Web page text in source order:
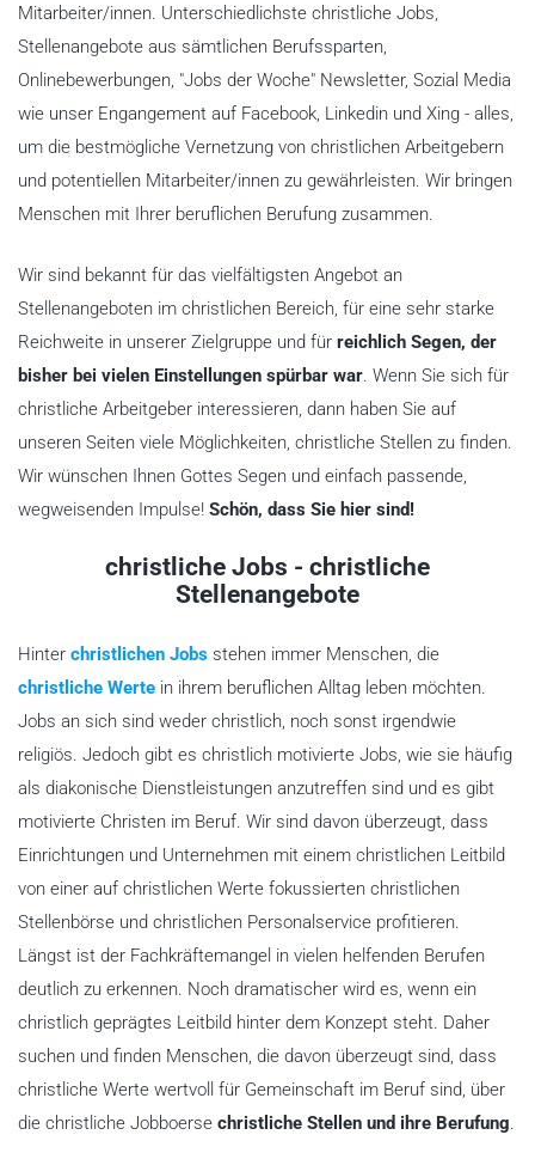
Mitarbeiter/innen. Unterschiedlichste christliche Jobs,
Stellenangebote aus sämtlichen Berufssparten,
Onlinebewerbungen, "Jobs der Woche" Newsletter, Sozial Media
wie unser Engangement auf Facebook, Linkedin und Xing - alles,
um die bestmögliche Vernetzung von christlichen Arbeitgebern
und potentiellen Mitarbeiter/innen zu gewährleisten. Wir bringen
Menschen mit Ihrer beruflichen Berufung zusammen.
Wir sind bekannt für das vielfältigsten Angebot an
Stellenangeboten im christlichen Bereich, für eine sehr starke
Reichweite in unserer Zielgruppe und für reichlich Segen, der
bisher bei vielen Einstellungen spürbar war. Wenn Sie sich für
christliche Arbeitgeber interessieren, dann haben Sie auf
unseren Seiten viele Möglichkeiten, christliche Stellen zu finden.
Wir wünschen Ihnen Gottes Segen und einfach passende,
wegweisenden Impulse! Schön, dass Sie hier sind!
christliche Jobs - christliche
Stellenangebote
Hinter christlichen Jobs stehen immer Menschen, die
christliche Werte in ihrem beruflichen Alltag leben möchten.
Jobs an sich sind weder christlich, noch sonst irgendwie
religiös. Jedoch gibt es christlich motivierte Jobs, wie sie häufig
als diakonische Dienstleistungen anzutreffen sind und es gibt
motivierte Christen im Beruf. Wir sind davon überzeugt, dass
Einrichtungen und Unternehmen mit einem christlichen Leitbild
von einer auf christlichen Werte fokussierten christlichen
Stellenbörse und christlichen Personalservice profitieren.
Längst ist der Fachkräftemangel in vielen helfenden Berufen
deutlich zu erkennen. Noch dramatischer wird es, wenn ein
christlich geprägtes Leitbild hinter dem Konzept steht. Daher
suchen und finden Menschen, die davon überzeugt sind, dass
christliche Werte wertvoll für Gemeinschaft im Beruf sind, über
die christliche Jobboerse christliche Stellen und ihre Berufung